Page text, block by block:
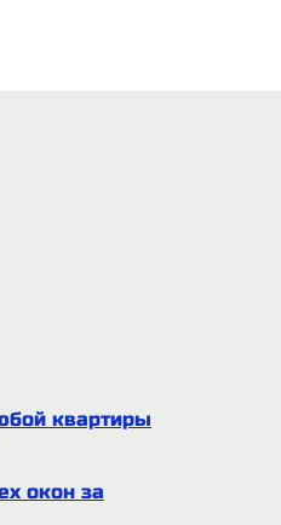
квартиры
окон за